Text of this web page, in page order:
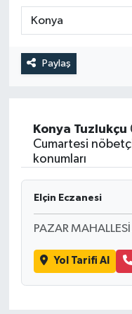
Paylaş
Konya Tuzlukçu
Cumartesi
konumları
Elçin Eczanesi
PAZAR
Yol Tarifi Al
DEVREK
DÜZCE
GÖKÇEBEY
KARABÜK
KASTAMONU